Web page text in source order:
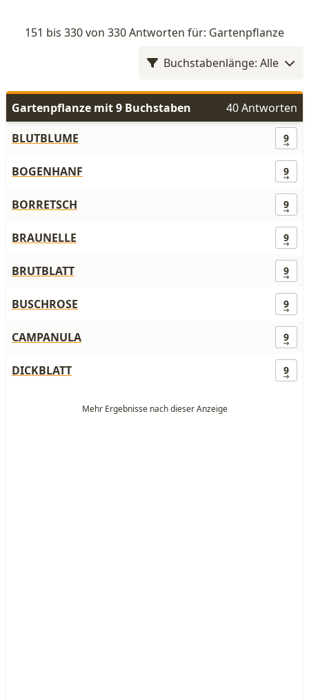
151 bis 330 von 330 Antworten für: Gartenpflanze
Buchstabenlänge: Alle
Gartenpflanze mit 9 Buchstaben
40 Antworten
BLUTBLUME
9
BOGENHANF 9
BORRETSCH 9
BRAUNELLE 9
BRUTBLATT 9
BUSCHROSE 9
CAMPANULA 9
DICKBLATT 9